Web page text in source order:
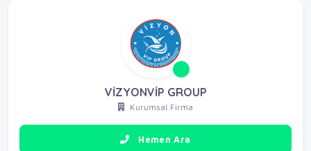
VİZYONVİP GROUP
Kurumsal Firma
Hemen Ara